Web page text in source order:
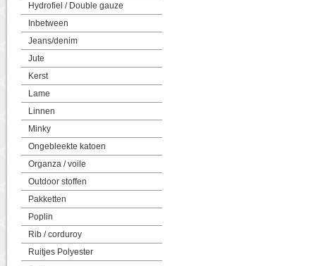
Hydrofiel / Double gauze
Inbetween
Jeans/denim
Jute
Kerst
Lame
Linnen
Minky
Ongebleekte katoen
Organza / voile
Outdoor stoffen
Pakketten
Poplin
Rib / corduroy
Ruitjes Polyester